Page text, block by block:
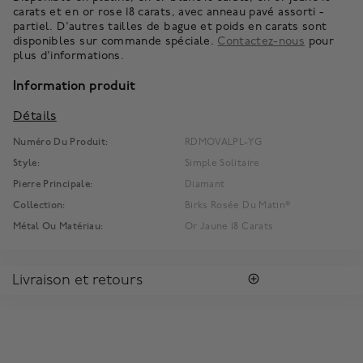
carats et en or rose 18 carats, avec anneau pavé assorti -
partiel. D'autres tailles de bague et poids en carats sont
disponibles sur commande spéciale. Contactez-nous pour
plus d'informations.
Information produit
Détails
Numéro Du Produit:
RDMOVALPL-YG
Style:
Simple Solitaire
Pierre Principale:
Diamant
Collection:
Birks Rosée Du Matin®
Métal Ou Matériau:
Or Jaune 18 Carats
Livraison et retours